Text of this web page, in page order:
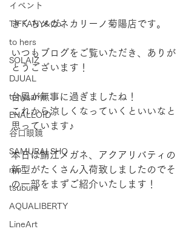
イベント
TIFFANY&Co.
to hers
SOLAIZ
DJUAL
tonysame：
ENALLOID
谷口眼鏡
SAMURAI SHO
mu
tsubura
AQUALIBERTY
LineArt
きくちメガネカリーノ菊陽店です。
いつもブログをご覧いただき、ありが
とうございます！
台風が無事に過ぎましたね！
これから涼しくなっていくといいなと
思っています♪
本日は鯖江メガネ、アクアリバティの
新型がたくさん入荷致しましたのでそ
の一部をまずご紹介いたします！